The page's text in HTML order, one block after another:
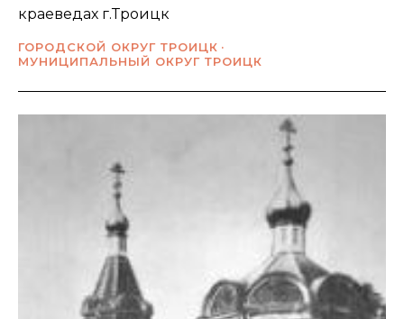
краеведах г.Троицк
ГОРОДСКОЙ ОКРУГ ТРОИЦК
МУНИЦИПАЛЬНЫЙ ОКРУГ ТРОИЦК